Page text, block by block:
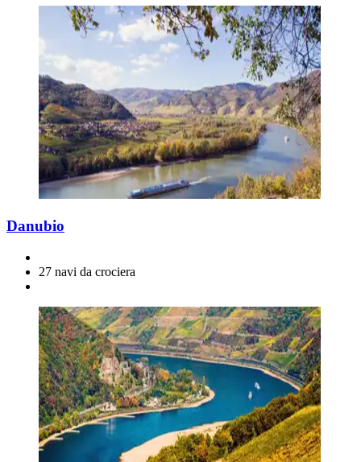
Danubio
27 navi da crociera